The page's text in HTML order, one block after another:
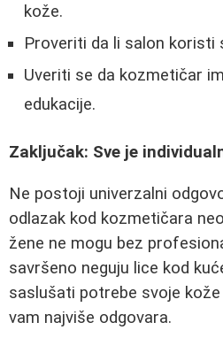
kože.
Proveriti da li salon koristi
Uveriti se da kozmetičar
edukacije.
Zaključak: Sve je
Ne postoji univerzalni
odlazak kod kozmetičara
žene ne mogu bez
savršeno neguju lice kod
saslušati potrebe svoje
vam najviše odgovara.